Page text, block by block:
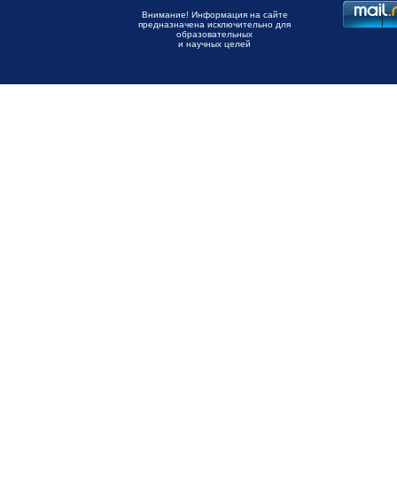
Внимание! Информация на сайте
предназначена исключительно для
образовательных
и научных целей